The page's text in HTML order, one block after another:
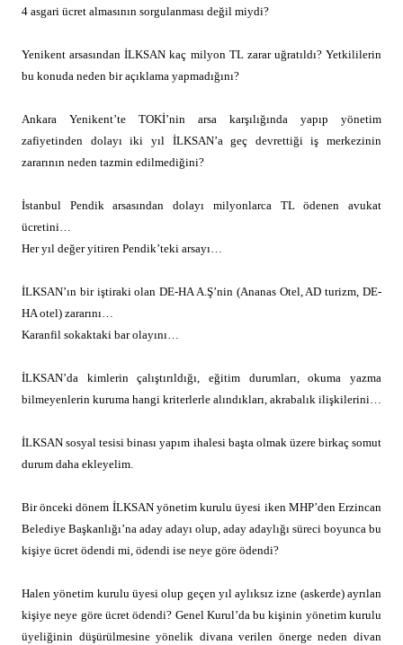
4 asgari ücret almasının sorgulanması değil miydi?
Yenikent arsasından İLKSAN kaç milyon TL zarar uğratıldı? Yetkililerin
bu konuda neden bir açıklama yapmadığını?
Ankara Yenikent’te TOKİ’nin arsa karşılığında yapıp yönetim
zafiyetinden dolayı iki yıl İLKSAN’a geç devrettiği iş merkezinin
zararının neden tazmin edilmediğini?
İstanbul Pendik arsasından dolayı milyonlarca TL ödenen avukat
ücretini…
Her yıl değer yitiren Pendik’teki arsayı…
İLKSAN’ın bir iştiraki olan DE-HA A.Ş’nin (Ananas Otel, AD turizm, DE-
HA otel) zararını…
Karanfil sokaktaki bar olayını…
İLKSAN’da kimlerin çalıştırıldığı, eğitim durumları, okuma yazma
bilmeyenlerin kuruma hangi kriterlerle alındıkları, akrabalık ilişkilerini…
İLKSAN sosyal tesisi binası yapım ihalesi başta olmak üzere birkaç somut
durum daha ekleyelim.
Bir önceki dönem İLKSAN yönetim kurulu üyesi iken MHP’den Erzincan
Belediye Başkanlığı’na aday adayı olup, aday adaylığı süreci boyunca bu
kişiye ücret ödendi mi, ödendi ise neye göre ödendi?
Halen yönetim kurulu üyesi olup geçen yıl aylıksız izne (askerde) ayrılan
kişiye neye göre ücret ödendi? Genel Kurul’da bu kişinin yönetim kurulu
üyeliğinin düşürülmesine yönelik divana verilen önerge neden divan